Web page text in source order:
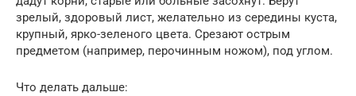
зрелый, здоровый лист, желательно из середины куста,
крупный, ярко-зеленого цвета. Срезают острым
предметом (например, перочинным ножом), под углом.
Что делать дальше: